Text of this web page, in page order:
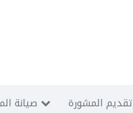
صيانة تقديم المشورة